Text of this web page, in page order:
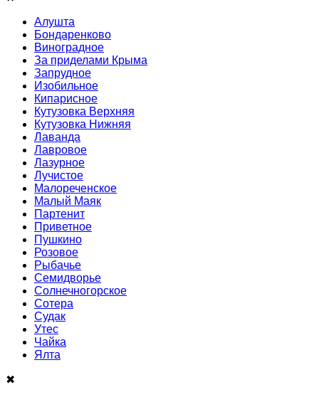
Алушта
Бондаренково
Виноградное
За приделами Крыма
Запрудное
Изобильное
Кипарисное
Кутузовка Верхняя
Кутузовка Нижняя
Лаванда
Лавровое
Лазурное
Лучистое
Малореченское
Малый Маяк
Партенит
Приветное
Пушкино
Розовое
Рыбачье
Семидворье
Солнечногорское
Сотера
Судак
Утес
Чайка
Ялта
✖